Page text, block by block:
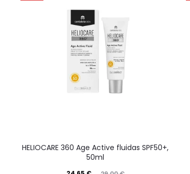
HELIOCARE 360 Age Active fluidas SPF50+,
50ml